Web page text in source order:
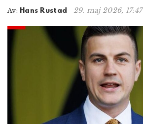
t
o
Av: Hans Rustad 29. maj 2026, 17:47